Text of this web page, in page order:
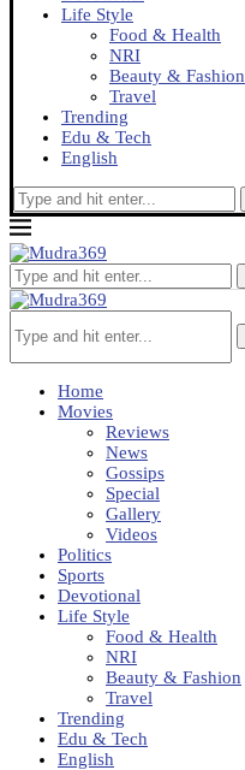
Life Style
Food & Health
NRI
Beauty & Fashion
Travel
Trending
Edu & Tech
English
Home
Movies
Reviews
News
Gossips
Special
Gallery
Videos
Politics
Sports
Devotional
Life Style
Food & Health
NRI
Beauty & Fashion
Travel
Trending
Edu & Tech
English